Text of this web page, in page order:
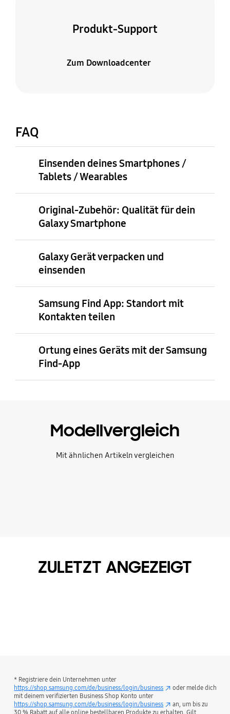
Produkt-Support
Zum Downloadcenter
FAQ
Einsenden deines Smartphones /
Tablets / Wearables
Original-Zubehör: Qualität für dein
Galaxy Smartphone
Galaxy Gerät verpacken und
einsenden
Samsung Find App: Standort mit
Kontakten teilen
Ortung eines Geräts mit der Samsung
Find-App
Modellvergleich
Mit ähnlichen Artikeln vergleichen
ZULETZT ANGEZEIGT
* Registriere dein Unternehmen unter
https://shop.samsung.com/de/business/login/business
oder melde dich
mit deinem verifizierten Business Shop Konto unter
https://shop.samsung.com/de/business/login/business
an, um bis zu
30 % Rabatt auf alle online bestellbaren Produkte zu erhalten. Gilt